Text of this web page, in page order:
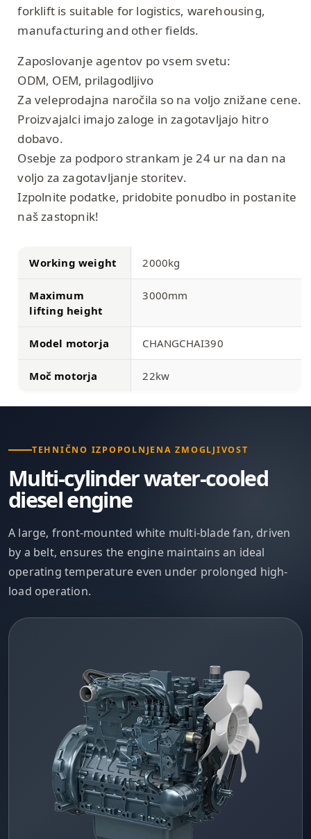
forklift is suitable for logistics, warehousing,
manufacturing and other fields.
Zaposlovanje agentov po vsem svetu:
ODM, OEM, prilagodljivo
Za veleprodajna naročila so na voljo znižane cene.
Proizvajalci imajo zaloge in zagotavljajo hitro
dobavo.
Osebje za podporo strankam je 24 ur na dan na
voljo za zagotavljanje storitev.
Izpolnite podatke, pridobite ponudbo in postanite
naš zastopnik!
Working weight 2000kg
Maximum
lifting height
3000mm
Model motorja CHANGCHAI390
Moč motorja 22kw
TEHNIČNO IZPOPOLNJENA ZMOGLJIVOST
Multi-cylinder water-cooled
diesel engine
A large, front-mounted white multi-blade fan, driven
by a belt, ensures the engine maintains an ideal
operating temperature even under prolonged high-
load operation.